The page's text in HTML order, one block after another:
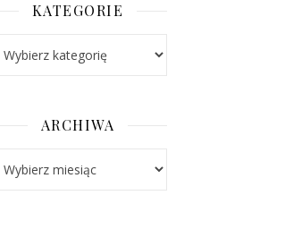
KATEGORIE
ARCHIWA